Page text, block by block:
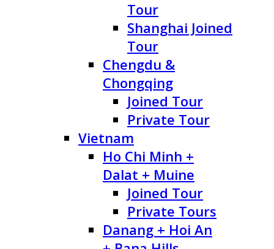
Tour
Shanghai Joined
Tour
Chengdu &
Chongqing
Joined Tour
Private Tour
Vietnam
Ho Chi Minh +
Dalat + Muine
Joined Tour
Private Tours
Danang + Hoi An